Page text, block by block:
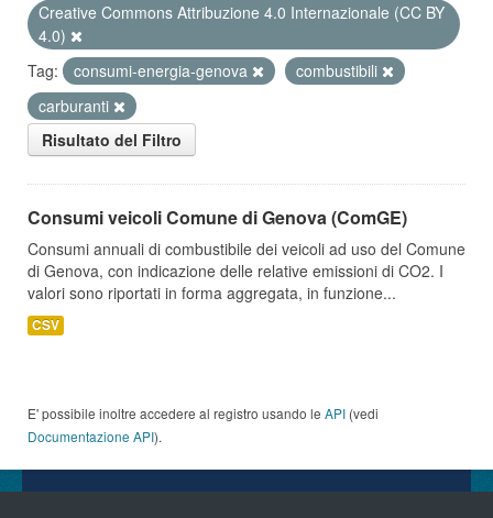
Creative Commons Attribuzione 4.0 Internazionale (CC BY
4.0)
Tag:
consumi-energia-genova
combustibili
carburanti
Risultato del Filtro
Consumi veicoli Comune di Genova (ComGE)
Consumi annuali di combustibile dei veicoli ad uso del Comune
di Genova, con indicazione delle relative emissioni di CO2. I
valori sono riportati in forma aggregata, in funzione...
CSV
E' possibile inoltre accedere al registro usando le API (vedi
Documentazione API).